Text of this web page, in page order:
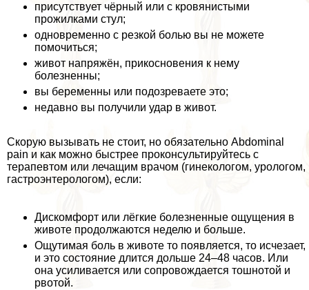
присутствует чёрный или с кровянистыми
прожилками стул;
одновременно с резкой болью вы не можете
помочиться;
живот напряжён, прикосновения к нему
болезненны;
вы беременны или подозреваете это;
недавно вы получили удар в живот.
Скорую вызывать не стоит, но обязательно Abdominal
pain и как можно быстрее проконсультируйтесь с
терапевтом или лечащим врачом (гинекологом, урологом,
гастроэнтерологом), если:
Дискомфорт или лёгкие болезненные ощущения в
животе продолжаются неделю и больше.
Ощутимая боль в животе то появляется, то исчезает,
и это состояние длится дольше 24–48 часов. Или
она усиливается или сопровождается тошнотой и
рвотой.